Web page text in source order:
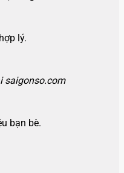
lý.
saigonso.com
bạn bè.